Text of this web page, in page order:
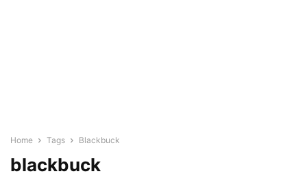
Home Tags Blackbuck
blackbuck